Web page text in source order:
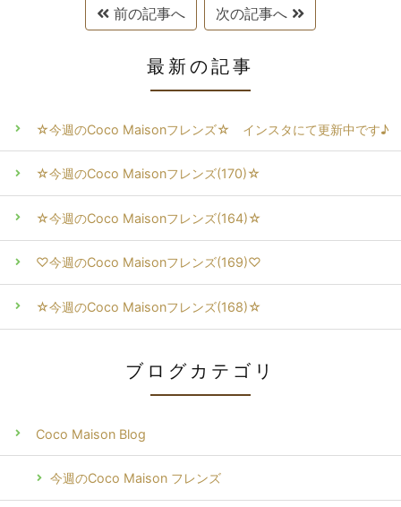
前の記事へ 次の記事へ
最新の記事
☆今週のCoco Maisonフレンズ☆ インスタにて更新中です♪
☆今週のCoco Maisonフレンズ(170)☆
☆今週のCoco Maisonフレンズ(164)☆
♡今週のCoco Maisonフレンズ(169)♡
☆今週のCoco Maisonフレンズ(168)☆
ブログカテゴリ
Coco Maison Blog
今週のCoco Maison フレンズ